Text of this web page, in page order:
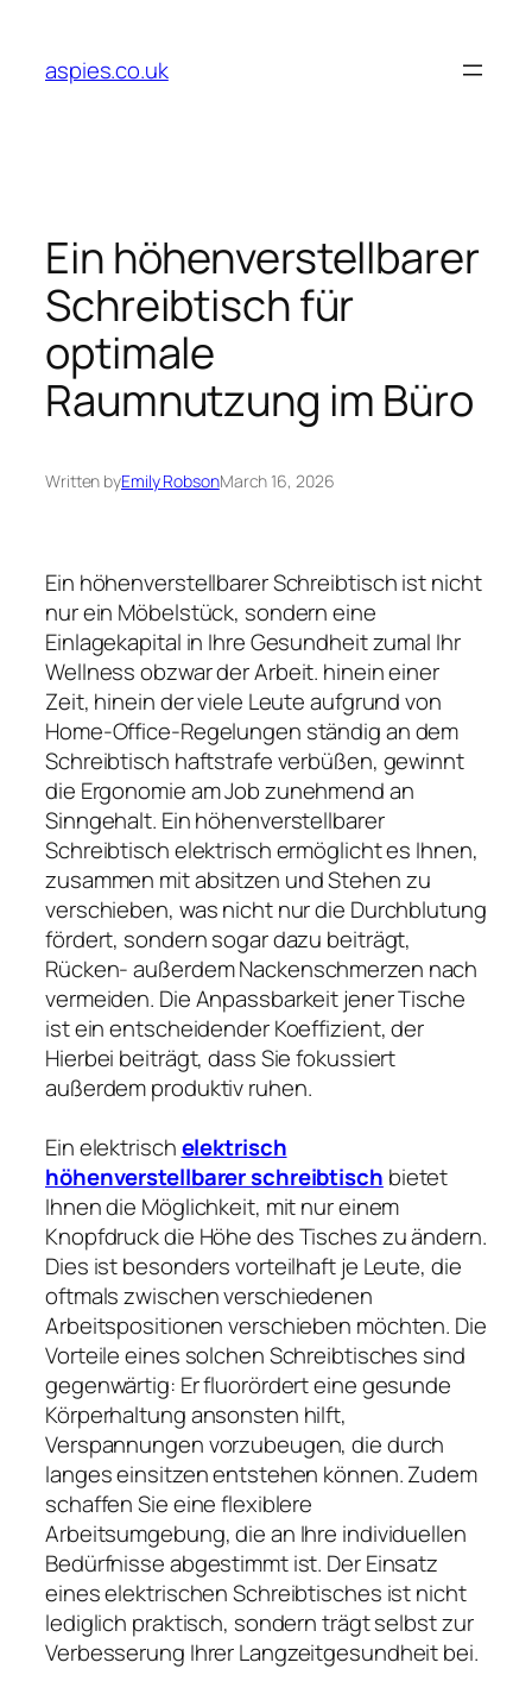
content
aspies.co.uk
Ein höhenverstellbarer
Schreibtisch für
optimale
Raumnutzung im Büro
Written byEmily RobsonMarch 16, 2026
Ein höhenverstellbarer Schreibtisch ist nicht
nur ein Möbelstück, sondern eine
Einlagekapital in Ihre Gesundheit zumal Ihr
Wellness obzwar der Arbeit. hinein einer
Zeit, hinein der viele Leute aufgrund von
Home-Office-Regelungen ständig an dem
Schreibtisch haftstrafe verbüßen, gewinnt
die Ergonomie am Job zunehmend an
Sinngehalt. Ein höhenverstellbarer
Schreibtisch elektrisch ermöglicht es Ihnen,
zusammen mit absitzen und Stehen zu
verschieben, was nicht nur die Durchblutung
fördert, sondern sogar dazu beiträgt,
Rücken- außerdem Nackenschmerzen nach
vermeiden. Die Anpassbarkeit jener Tische
ist ein entscheidender Koeffizient, der
Hierbei beiträgt, dass Sie fokussiert
außerdem produktiv ruhen.
Ein elektrischelektrisch
höhenverstellbarer schreibtisch bietet
Ihnen die Möglichkeit, mit nur einem
Knopfdruck die Höhe des Tisches zu ändern.
Dies ist besonders vorteilhaft je Leute, die
oftmals zwischen verschiedenen
Arbeitspositionen verschieben möchten. Die
Vorteile eines solchen Schreibtisches sind
gegenwärtig: Er fluorördert eine gesunde
Körperhaltung ansonsten hilft,
Verspannungen vorzubeugen, die durch
langes einsitzen entstehen können. Zudem
schaffen Sie eine flexiblere
Arbeitsumgebung, die an Ihre individuellen
Bedürfnisse abgestimmt ist. Der Einsatz
eines elektrischen Schreibtisches ist nicht
lediglich praktisch, sondern trägt selbst zur
Verbesserung Ihrer Langzeitgesundheit bei.